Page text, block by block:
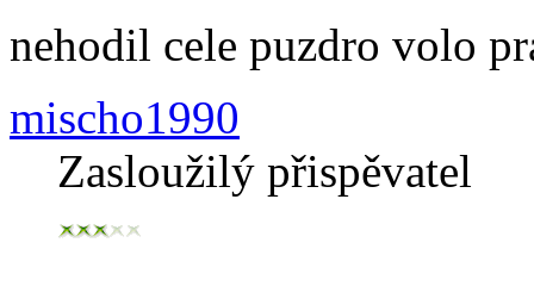
nehodil cele puzdro volo
mischo1990
Zasloužilý přispěvatel